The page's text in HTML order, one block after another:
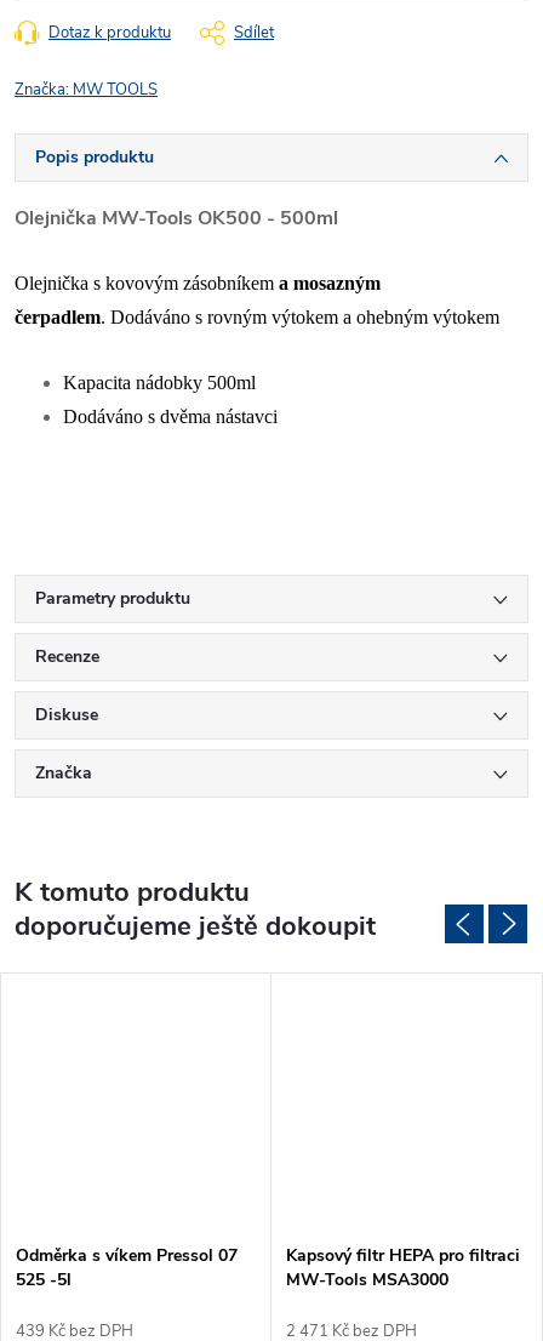
Dotaz k produktu Sdílet
Značka: MW TOOLS
Popis produktu
Olejnička MW-Tools OK500 - 500ml
Olejnička s kovovým zásobníkem a mosazným
čerpadlem. Dodáváno s rovným výtokem a ohebným výtokem
Kapacita nádobky 500ml
Dodáváno s dvěma nástavci
Parametry produktu
Recenze
Diskuse
Značka
K tomuto produktu
doporučujeme ještě dokoupit
Odměrka s víkem Pressol 07
525 -5l
439 Kč bez DPH
Kapsový filtr HEPA pro filtraci
MW-Tools MSA3000
2 471 Kč bez DPH